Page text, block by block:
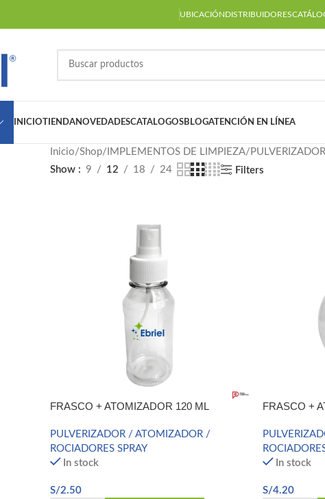
UBICACIÓNDISTRIBUIDORES
INICIOTIENDANOVEDADESCATALOGOSBLOGATENCIÓN EN LÍNEA
Inicio Shop IMPLEMENTOS DE LIMPIEZA
Show
9 12 18 24 Filters
FRASCO + ATOMIZADOR 120 ML
PULVERIZADOR / ATOMIZADOR /
ROCIADORES SPRAY
In stock
S/2.50
FRASCO +
In stock
S/4.20